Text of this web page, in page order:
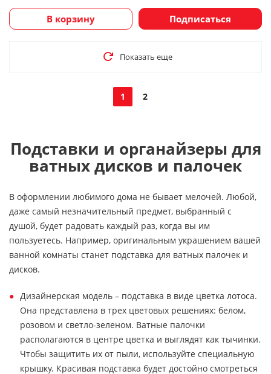
В корзину Подписаться
Показать еще
1 2
Подставки и органайзеры для
ватных дисков и палочек
В оформлении любимого дома не бывает мелочей. Любой,
даже самый незначительный предмет, выбранный с
душой, будет радовать каждый раз, когда вы им
пользуетесь. Например, оригинальным украшением вашей
ванной комнаты станет подставка для ватных палочек и
дисков.
Дизайнерская модель – подставка в виде цветка лотоса.
Она представлена в трех цветовых решениях: белом,
розовом и светло-зеленом. Ватные палочки
располагаются в центре цветка и выглядят как тычинки.
Чтобы защитить их от пыли, используйте специальную
крышку. Красивая подставка будет достойно смотреться